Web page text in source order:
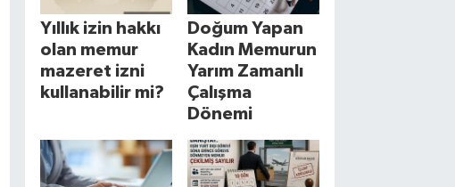
Yıllık izin hakkı
olan memur
mazeret izni
kullanabilir mi?
Doğum Yapan
Kadın Memurun
Yarım Zamanlı
Çalışma
Dönemi